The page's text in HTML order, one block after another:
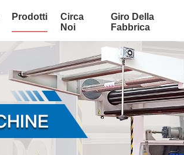
Prodotti
Circa
Noi
Giro Della
Fabbrica